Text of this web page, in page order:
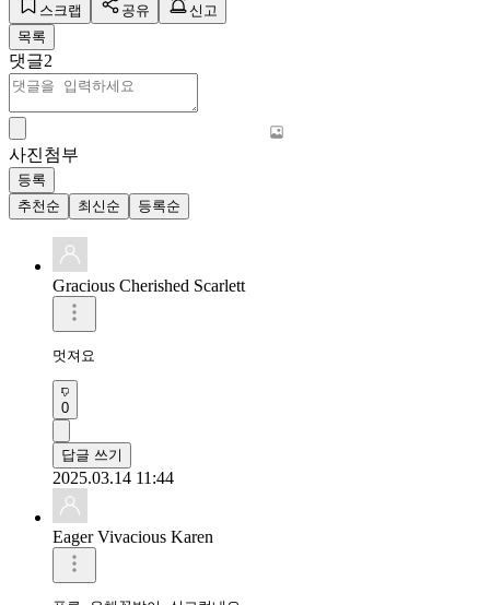
스크랩 공유
신고
목록
댓글2
사진첨부
등록
추천순
최신순 등록순
Gracious Cherished Scarlett
멋져요
0
답글 쓰기
2025.03.14 11:44
Eager Vivacious Karen